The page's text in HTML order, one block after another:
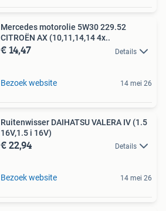
Mercedes motorolie 5W30 229.52
CITROËN AX (10,11,14,14 4x..
€ 14,47 Details
Bezoek website 14 mei 26
Ruitenwisser DAIHATSU VALERA IV (1.5
16V,1.5 i 16V)
€ 22,94 Details
Bezoek website 14 mei 26